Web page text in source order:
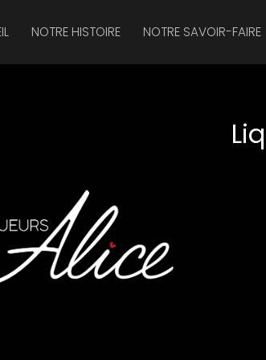
NOTRE HISTOIRE NOTRE SAVOIR-FAIRE